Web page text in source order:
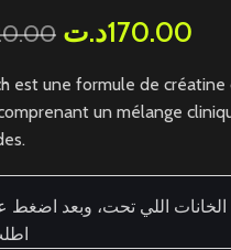
170.00د.ت
est une formule de
un mélange
اللي تحت، وبعد اضغط